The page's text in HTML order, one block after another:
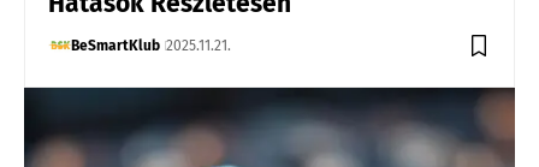
BeSmartKlub 2025.11.21.